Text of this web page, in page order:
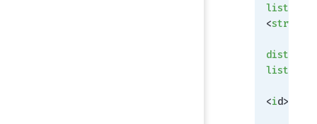
list-in
<strin
list
<id>